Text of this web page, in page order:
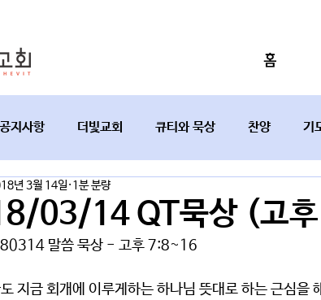
홈
공지사항 더빛교회 큐티와 묵상 찬양 기
토요가정예배
03/14 QT묵상 (고
년 3월 14일 1분 분량
말씀 묵상 - 고후 7:8~16
지금 회개에 이루게하는 하나님 뜻대로 하는 근심을